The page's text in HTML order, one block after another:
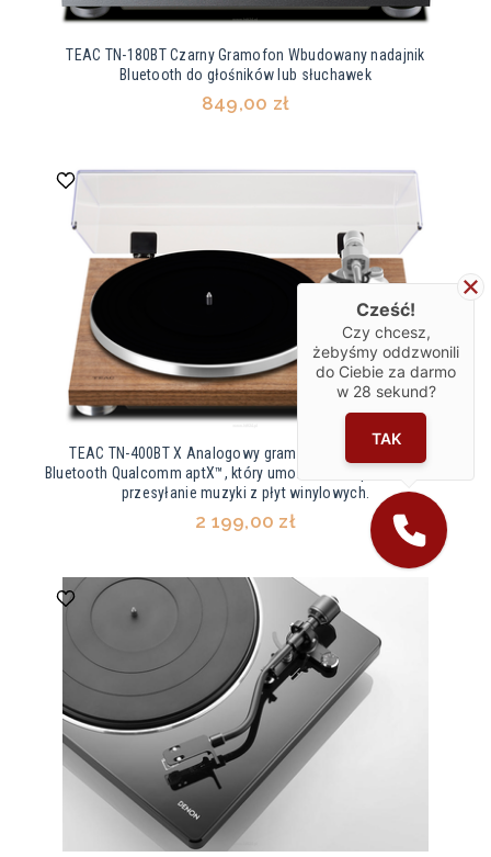
TEAC TN-180BT Czarny Gramofon Wbudowany nadajnik
Bluetooth do głośników lub słuchawek
849,00 zł
TEAC TN-400BT X Analogowy gramofon z nadajnikiem
Bluetooth Qualcomm aptX™, który umożliwia bezprzewodowe
przesyłanie muzyki z płyt winylowych.
2 199,00 zł
Cześć!
Czy chcesz,
żebyśmy oddzwonili
do Ciebie za darmo
w 28 sekund?
TAK